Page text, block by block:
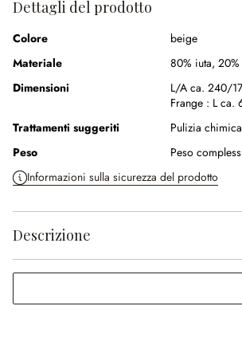
Dettagli del prodotto
Colore
beige
Materiale
80% iuta, 20%
Dimensioni
L/A ca. 240/
Frange : L ca.
Trattamenti suggeriti
Pulizia chimica
Peso
Peso
Informazioni sulla sicurezza del prodotto
Descrizione